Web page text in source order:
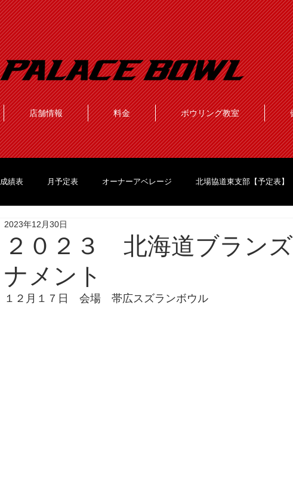
店舗情報 料金 ボウリング教室
成績表 月予定表 オーナーアベレージ 北場協道東支部【予定表】
２０２３ 北海道ブラン
ナメント
2023年12月30日
１２月１７日　会場　帯広スズランボウル